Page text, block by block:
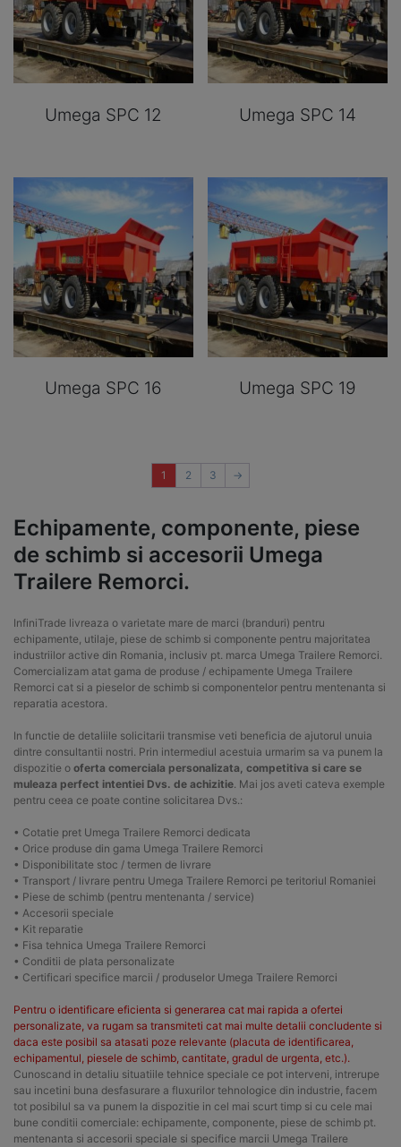
Umega SPC 12 Umega SPC 14
Umega SPC 16 Umega SPC 19
1 2 3 →
Echipamente, componente, piese
de schimb si accesorii Umega
Trailere Remorci.
InfiniTrade livreaza o varietate mare de marci (branduri) pentru
echipamente, utilaje, piese de schimb si componente pentru majoritatea
industriilor active din Romania, inclusiv pt. marca Umega Trailere Remorci.
Comercializam atat gama de produse / echipamente Umega Trailere
Remorci cat si a pieselor de schimb si componentelor pentru mentenanta si
reparatia acestora.
In functie de detaliile solicitarii transmise veti beneficia de ajutorul unuia
dintre consultantii nostri. Prin intermediul acestuia urmarim sa va punem la
dispozitie o oferta comerciala personalizata, competitiva si care se
muleaza perfect intentiei Dvs. de achizitie. Mai jos aveti cateva exemple
pentru ceea ce poate contine solicitarea Dvs.:
• Cotatie pret Umega Trailere Remorci dedicata
• Orice produse din gama Umega Trailere Remorci
• Disponibilitate stoc / termen de livrare
• Transport / livrare pentru Umega Trailere Remorci pe teritoriul Romaniei
• Piese de schimb (pentru mentenanta / service)
• Accesorii speciale
• Kit reparatie
• Fisa tehnica Umega Trailere Remorci
• Conditii de plata personalizate
• Certificari specifice marcii / produselor Umega Trailere Remorci
Pentru o identificare eficienta si generarea cat mai rapida a ofertei
personalizate, va rugam sa transmiteti cat mai multe detalii concludente si
daca este posibil sa atasati poze relevante (placuta de identificarea,
echipamentul, piesele de schimb, cantitate, gradul de urgenta, etc.).
Cunoscand in detaliu situatiile tehnice speciale ce pot interveni, intrerupe
sau incetini buna desfasurare a fluxurilor tehnologice din industrie, facem
tot posibilul sa va punem la dispozitie in cel mai scurt timp si cu cele mai
bune conditii comerciale: echipamente, componente, piese de schimb pt.
mentenanta si accesorii speciale si specifice marcii Umega Trailere